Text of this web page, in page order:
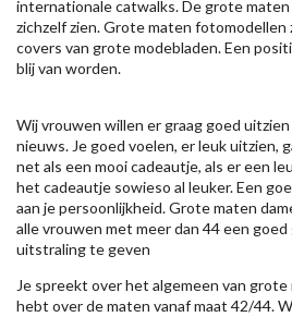
internationale catwalks. De grote maten
zichzelf zien. Grote maten
covers van grote modebladen. Een
blij van worden.
Wij vrouwen willen er graag goed
nieuws. Je goed voelen, er leuk uitzien,
net als een mooi cadeautje, als er een
het cadeautje sowieso al leuker. Een
aan je persoonlijkheid. Grote maten
alle vrouwen met meer dan 44 een
uitstraling te geven
Je spreekt over het algemeen van
hebt over de maten vanaf maat 42/44.